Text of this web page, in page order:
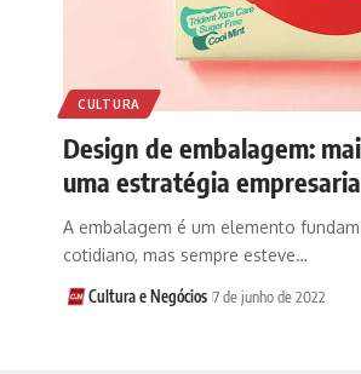
CULTURA
Design de embalagem:
uma estratégia
A embalagem é um elemento
cotidiano, mas sempre esteve…
Cultura e Negócios 7 de junho de 2022